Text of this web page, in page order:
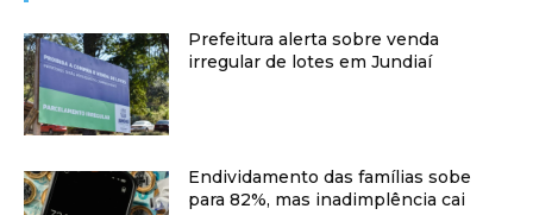
Prefeitura alerta sobre venda
irregular de lotes em Jundiaí
Endividamento das famílias sobe
para 82%, mas inadimplência cai